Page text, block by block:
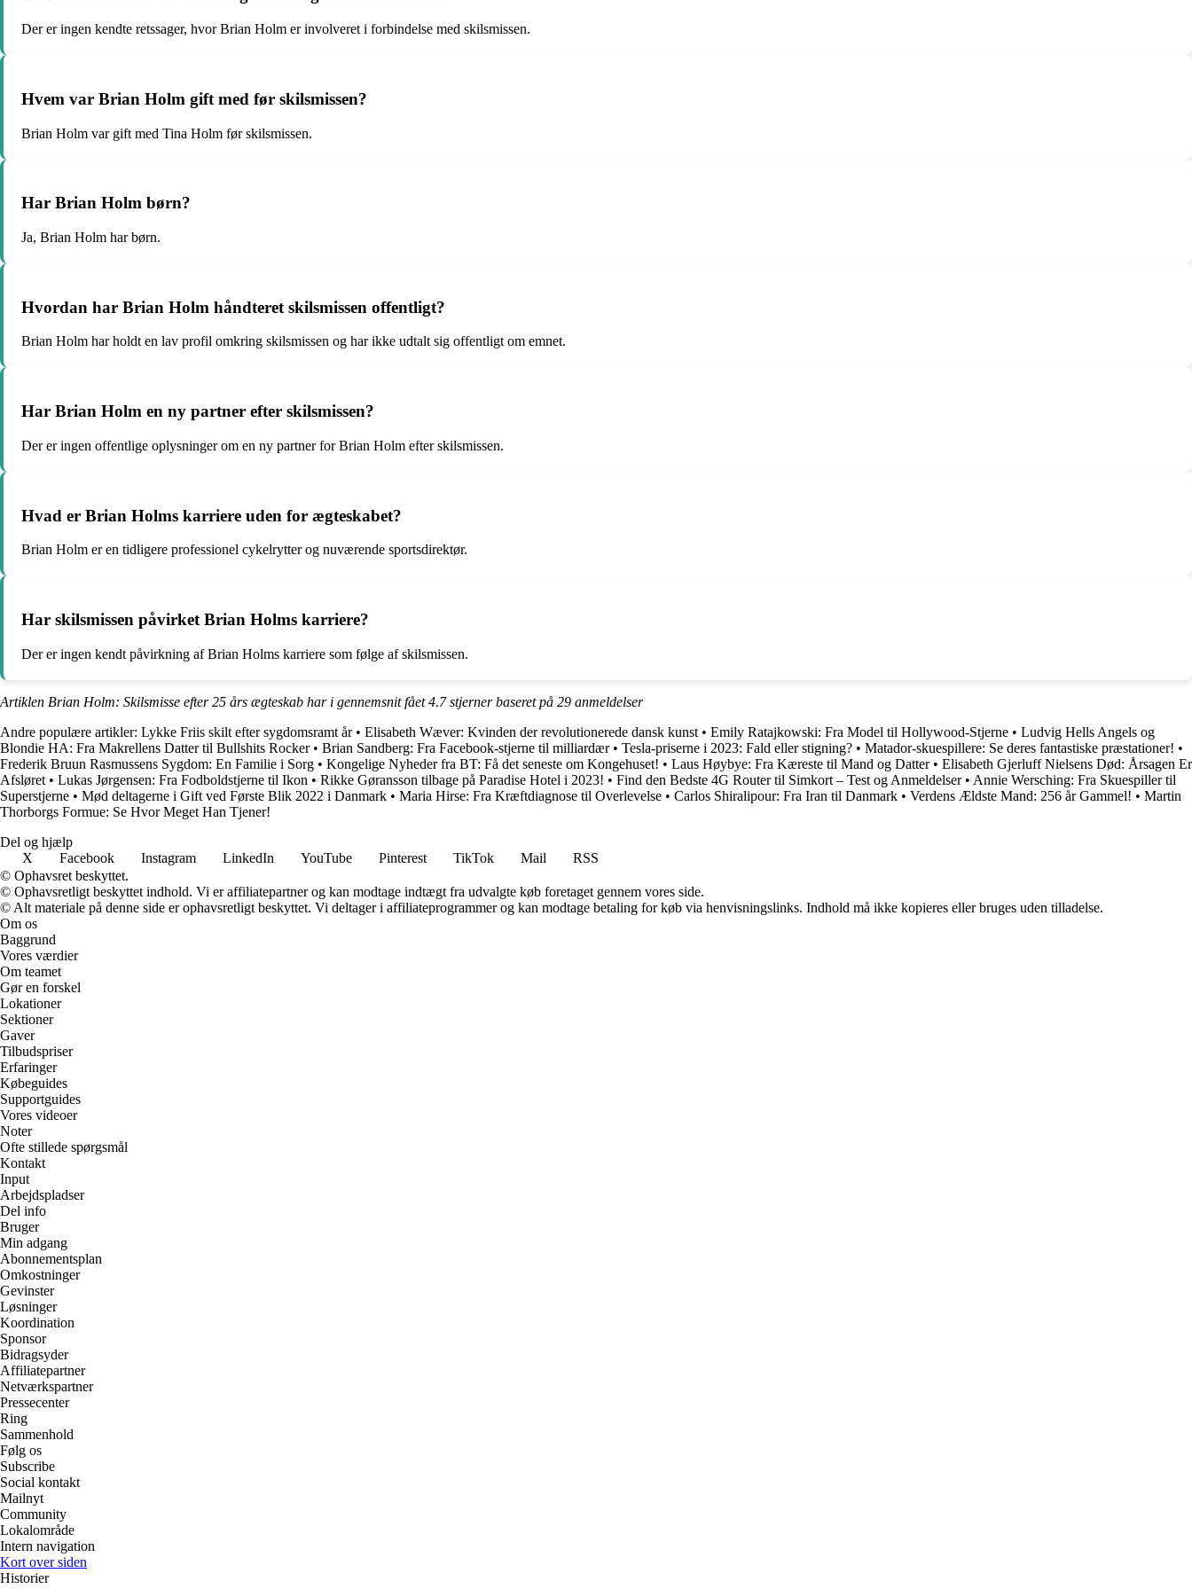
Der er ingen kendte retssager, hvor Brian Holm er involveret i forbindelse med skilsmissen.
Hvem var Brian Holm gift med før skilsmissen?
Brian Holm var gift med Tina Holm før skilsmissen.
Har Brian Holm børn?
Ja, Brian Holm har børn.
Hvordan har Brian Holm håndteret skilsmissen offentligt?
Brian Holm har holdt en lav profil omkring skilsmissen og har ikke udtalt sig offentligt om emnet.
Har Brian Holm en ny partner efter skilsmissen?
Der er ingen offentlige oplysninger om en ny partner for Brian Holm efter skilsmissen.
Hvad er Brian Holms karriere uden for ægteskabet?
Brian Holm er en tidligere professionel cykelrytter og nuværende sportsdirektør.
Har skilsmissen påvirket Brian Holms karriere?
Der er ingen kendt påvirkning af Brian Holms karriere som følge af skilsmissen.
Artiklen Brian Holm: Skilsmisse efter 25 års ægteskab har i gennemsnit fået4.7stjerner baseret på 29 anmeldelser
Andre populære artikler: Lykke Friis skilt efter sygdomsramt år• Elisabeth Wæver: Kvinden der revolutionerede dansk kunst • Emily Ratajkowski: Fra Model til Hollywood-Stjerne • Ludvig Hells Angels og
Blondie HA: Fra Makrellens Datter til Bullshits Rocker• Brian Sandberg: Fra Facebook-stjerne til milliardær• Tesla-priserne i 2023: Fald eller stigning? • Matador-skuespillere: Se deres fantastiske præstationer! •
Frederik Bruun Rasmussens Sygdom: En Familie i Sorg • Kongelige Nyheder fra BT: Få det seneste om Kongehuset! • Laus Høybye: Fra Kæreste til Mand og Datter• Elisabeth Gjerluff Nielsens Død: Årsagen Er
Afsløret • Lukas Jørgensen: Fra Fodboldstjerne til Ikon • Rikke Gøransson tilbage på Paradise Hotel i 2023! • Find den Bedste 4G Router til Simkort – Test og Anmeldelser• Annie Wersching: Fra Skuespiller til
Superstjerne • Mød deltagerne i Gift ved Første Blik 2022 i Danmark • Maria Hirse: Fra Kræftdiagnose til Overlevelse • Carlos Shiralipour: Fra Iran til Danmark • Verdens Ældste Mand: 256 år Gammel! • Martin
Thorborgs Formue: Se Hvor Meget Han Tjener!
Del og hjælp
X
Facebook Instagram LinkedIn YouTube Pinterest TikTok Mail
RSS
© Ophavsret beskyttet.
© Ophavsretligt beskyttet indhold. Vi er affiliatepartner og kan modtage indtægt fra udvalgte køb foretaget gennem vores side.
© Alt materiale på denne side er ophavsretligt beskyttet. Vi deltager i affiliateprogrammer og kan modtage betaling for køb via henvisningslinks. Indhold må ikke kopieres eller bruges uden tilladelse.
Om os
Baggrund
Vores værdier
Om teamet
Gør en forskel
Lokationer
Sektioner
Gaver
Tilbudspriser
Erfaringer
Købeguides
Supportguides
Vores videoer
Noter
Ofte stillede spørgsmål
Kontakt
Input
Arbejdspladser
Del info
Bruger
Min adgang
Abonnementsplan
Omkostninger
Gevinster
Løsninger
Koordination
Sponsor
Bidragsyder
Affiliatepartner
Netværkspartner
Pressecenter
Ring
Sammenhold
Følg os
Subscribe
Social kontakt
Mailnyt
Community
Lokalområde
Intern navigation
Kort over siden
Historier